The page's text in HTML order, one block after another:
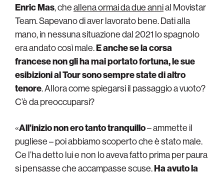
Enric Mas, cheallena ormai da due annial Movistar
Team. Sapevano di aver lavorato bene. Dati alla
mano, in nessuna situazione dal 2021 lo spagnolo
era andato così male.E anche se la corsa
francese non gli ha mai portato fortuna, le sue
esibizioni al Tour sono sempre state di altro
tenore. Allora come spiegarsi il passaggio a vuoto?
C’è da preoccuparsi?
«All’inizio non ero tanto tranquillo– ammette il
pugliese – poi abbiamo scoperto che è stato male.
Ce l’ha detto lui e non lo aveva fatto prima per paura
si pensasse che accampasse scuse.Ha avuto la